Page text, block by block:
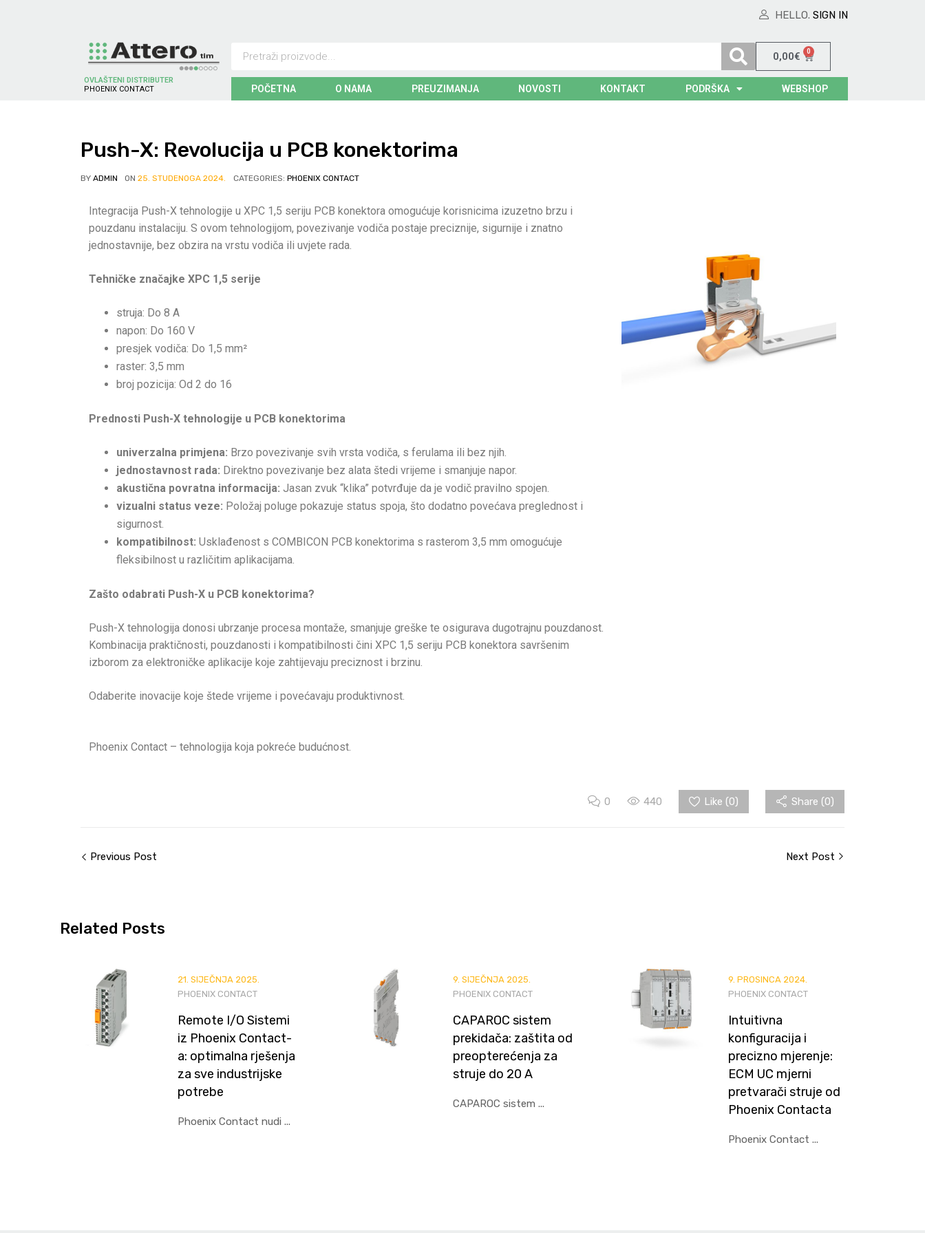
HELLO. SIGN IN
OVLAŠTENI DISTRIBUTER
P H O EN X CO NTACT
0,00€ 0
POČETNA O NAMA PREUZIMANJA NOVOSTI KONTAKT PODRŠKA WEBSHOP
Push-X: Revolucija u PCB konektorima
BY ADMIN ON 25. STUDENOGA 2024. CATEGORIES: PHOENIX CONTACT
Integracija Push-X tehnologije u XPC 1,5 seriju PCB konektora omogućuje korisnicima izuzetno brzu i
pouzdanu instalaciju. S ovom tehnologijom, povezivanje vodiča postaje preciznije, sigurnije i znatno
jednostavnije, bez obzira na vrstu vodiča ili uvjete rada.
Tehničke značajke XPC 1,5 serije
struja: Do 8 A
napon: Do 160 V
presjek vodiča: Do 1,5 mm²
raster: 3,5 mm
broj pozicija: Od 2 do 16
Prednosti Push-X tehnologije u PCB konektorima
univerzalna primjena: Brzo povezivanje svih vrsta vodiča, s ferulama ili bez njih.
jednostavnost rada: Direktno povezivanje bez alata štedi vrijeme i smanjuje napor.
akustična povratna informacija: Jasan zvuk “klika” potvrđuje da je vodič pravilno spojen.
vizualni status veze: Položaj poluge pokazuje status spoja, što dodatno povećava preglednost i
sigurnost.
kompatibilnost: Usklađenost s COMBICON PCB konektorima s rasterom 3,5 mm omogućuje
fleksibilnost u različitim aplikacijama.
Zašto odabrati Push-X u PCB konektorima?
Push-X tehnologija donosi ubrzanje procesa montaže, smanjuje greške te osigurava dugotrajnu pouzdanost.
Kombinacija praktičnosti, pouzdanosti i kompatibilnosti čini XPC 1,5 seriju PCB konektora savršenim
izborom za elektroničke aplikacije koje zahtijevaju preciznost i brzinu.
Odaberite inovacije koje štede vrijeme i povećavaju produktivnost.
Phoenix Contact – tehnologija koja pokreće budućnost.
0 440 Like (0) Share (0)
Previous Post Next Post
Related Posts
21. SIJEČNJA 2025.
PHOENIX CONTACT
Remote I/O Sistemi
iz Phoenix Contact-
a: optimalna rješenja
za sve industrijske
potrebe
Phoenix Contact nudi ...
9. SIJEČNJA 2025.
PHOENIX CONTACT
CAPAROC sistem
prekidača: zaštita od
preopterećenja za
struje do 20 A
CAPAROC sistem ...
9. PROSINCA 2024.
PHOENIX CONTACT
Intuitivna
konfiguracija i
precizno mjerenje:
ECM UC mjerni
pretvarači struje od
Phoenix Contacta
Phoenix Contact ...